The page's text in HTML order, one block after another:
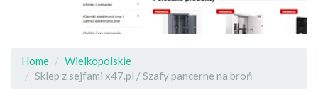
Home
Wielkopolskie
Sklep z sejfami x47.pl / Szafy pancerne na broń